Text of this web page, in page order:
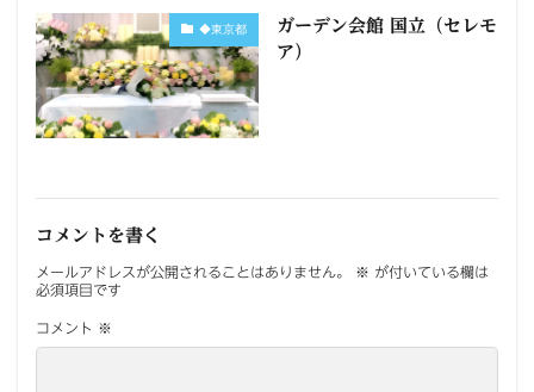
◆東京都
ガーデン会館 国立（セレモ
ア）
コメントを書く
メールアドレスが公開されることはありません。 ※ が付いている欄は
必須項目です
コメント ※